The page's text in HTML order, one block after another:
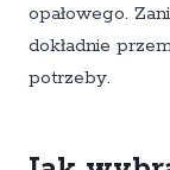
opałowego.
dokładnie
potrzeby.